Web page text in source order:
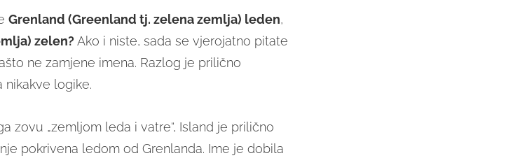
Grenland (Greenland tj. zelena zemlja) leden,
zelen? Ako i niste, sada se vjerojatno pitate
ne zamjene imena. Razlog je prilično
nikakve logike.
zovu „zemljom leda i vatre“, Island je prilično
pokrivena ledom od Grenlanda. Ime je dobila